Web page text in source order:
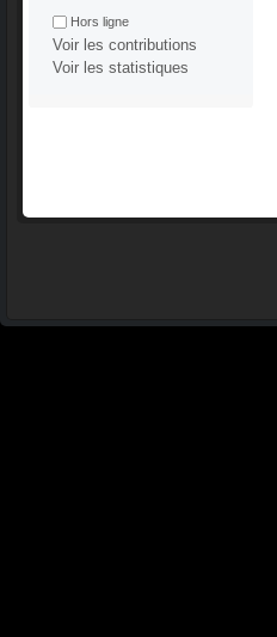
Hors ligne
Voir les contributions
Voir les statistiques